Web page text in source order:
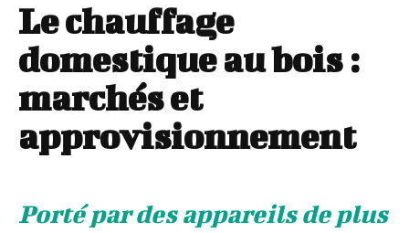
Le chauffage
domestique au bois :
marchés et
approvisionnement
Porté par des appareils de plus